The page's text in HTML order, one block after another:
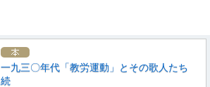
一九三〇年代「教労運動」とその歌人たち
続